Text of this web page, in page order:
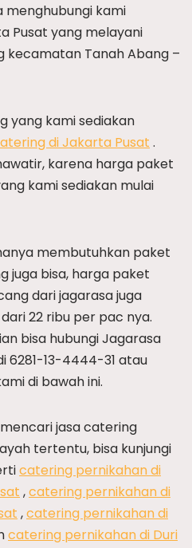
menghubungi kami
Pusat yang melayani
kecamatan Tanah Abang –
yang kami sediakan
di Jakarta Pusat .
karena harga paket
kami sediakan mulai
membutuhkan paket
juga bisa, harga paket
dari jagarasa juga
22 ribu per pac nya.
bisa hubungi Jagarasa
6281-13-4444-31 atau
di bawah ini.
jasa catering
tertentu, bisa kunjungi
catering pernikahan di
,catering pernikahan di
,catering pernikahan di
catering pernikahan di Duri